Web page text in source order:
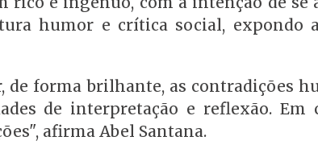
humor e crítica social, expondo
forma brilhante, as contradições
de interpretação e reflexão. Em
afirma Abel Santana.